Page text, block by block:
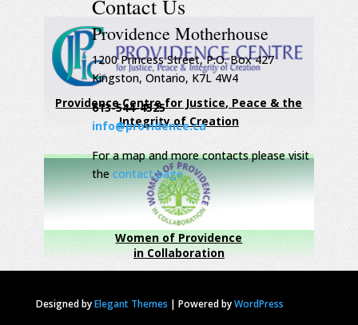
Providence Centre for Justice, Peace & the
Integrity of Creation
Women of Providence
in Collaboration
Contact Us
Providence Motherhouse
1200 Princess Street, P.O. Box 427
Kingston, Ontario, K7L 4W4
613-544-4525
info@providence.ca
For a map and more contacts please visit
the contact page
Designed byElegant Themes | Powered byWordPress